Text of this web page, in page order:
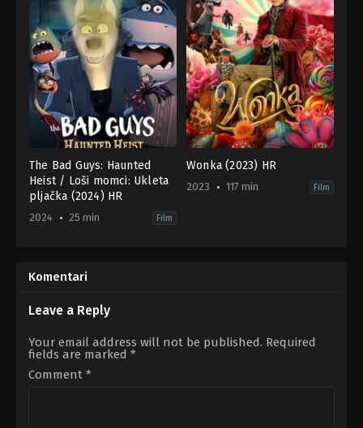
The Bad Guys: Haunted
Heist / Loši momci: Ukleta
pljačka (2024) HR
2024 25 min Film
10-
03
Peaty
Wonka (2023) HR
2023 117 min Film
Komentari
Leave a Reply
Your email address will not be published. Required
fields are marked *
Comment *